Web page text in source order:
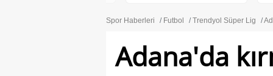
Spor Haberleri Futbol Trendyol Süper Lig
Adana'da